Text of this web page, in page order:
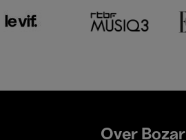
Footer
Over Bozar